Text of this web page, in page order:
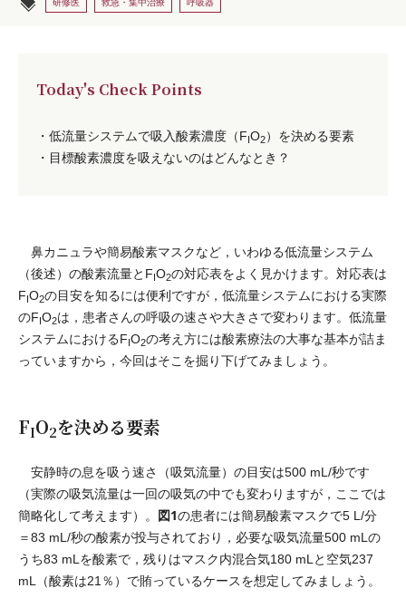
研修医 救急・集中治療 呼吸器
Today's Check Points
・低流量システムで吸入酸素濃度（FIO2）を決める要素
・目標酸素濃度を吸えないのはどんなとき？
鼻カニュラや簡易酸素マスクなど，いわゆる低流量システム
（後述）の酸素流量とFIO2の対応表をよく見かけます。対応表は
FIO2の目安を知るには便利ですが，低流量システムにおける実際
のFIO2は，患者さんの呼吸の速さや大きさで変わります。低流量
システムにおけるFIO2の考え方には酸素療法の大事な基本が詰ま
っていますから，今回はそこを掘り下げてみましょう。
FIO2を決める要素
安静時の息を吸う速さ（吸気流量）の目安は500 mL/秒です
（実際の吸気流量は一回の吸気の中でも変わりますが，ここでは
簡略化して考えます）。 図1の患者には簡易酸素マスクで5 L/分
＝83 mL/秒の酸素が投与されており，必要な吸気流量500 mLの
うち83 mLを酸素で，残りはマスク内混合気180 mLと空気237
mL（酸素は21％）で賄っているケースを想定してみましょう。